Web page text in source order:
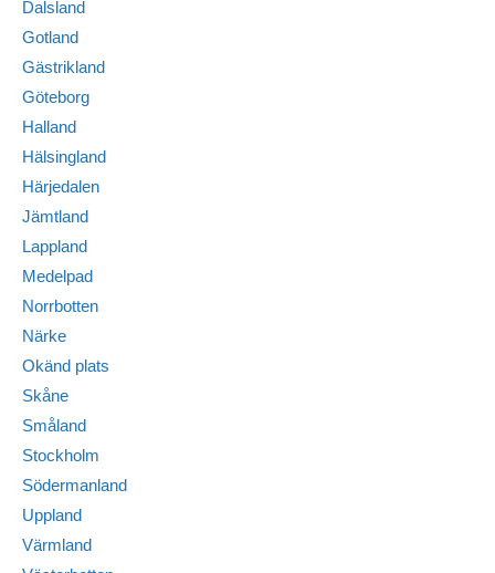
Dalsland
Gotland
Gästrikland
Göteborg
Halland
Hälsingland
Härjedalen
Jämtland
Lappland
Medelpad
Norrbotten
Närke
Okänd plats
Skåne
Småland
Stockholm
Södermanland
Uppland
Värmland